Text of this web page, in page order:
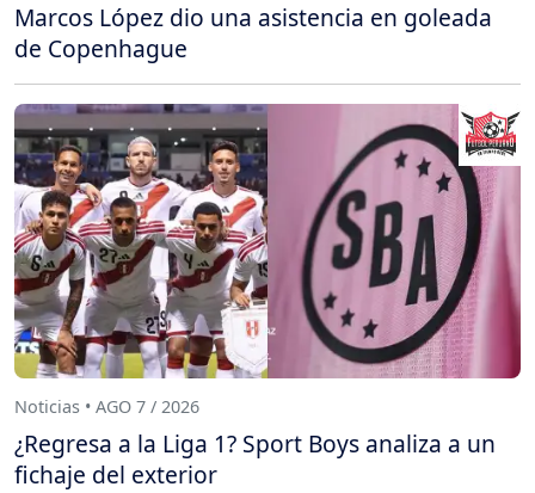
Marcos López dio una asistencia en goleada
de Copenhague
Noticias • AGO 7 / 2026
¿Regresa a la Liga 1? Sport Boys analiza a un
fichaje del exterior